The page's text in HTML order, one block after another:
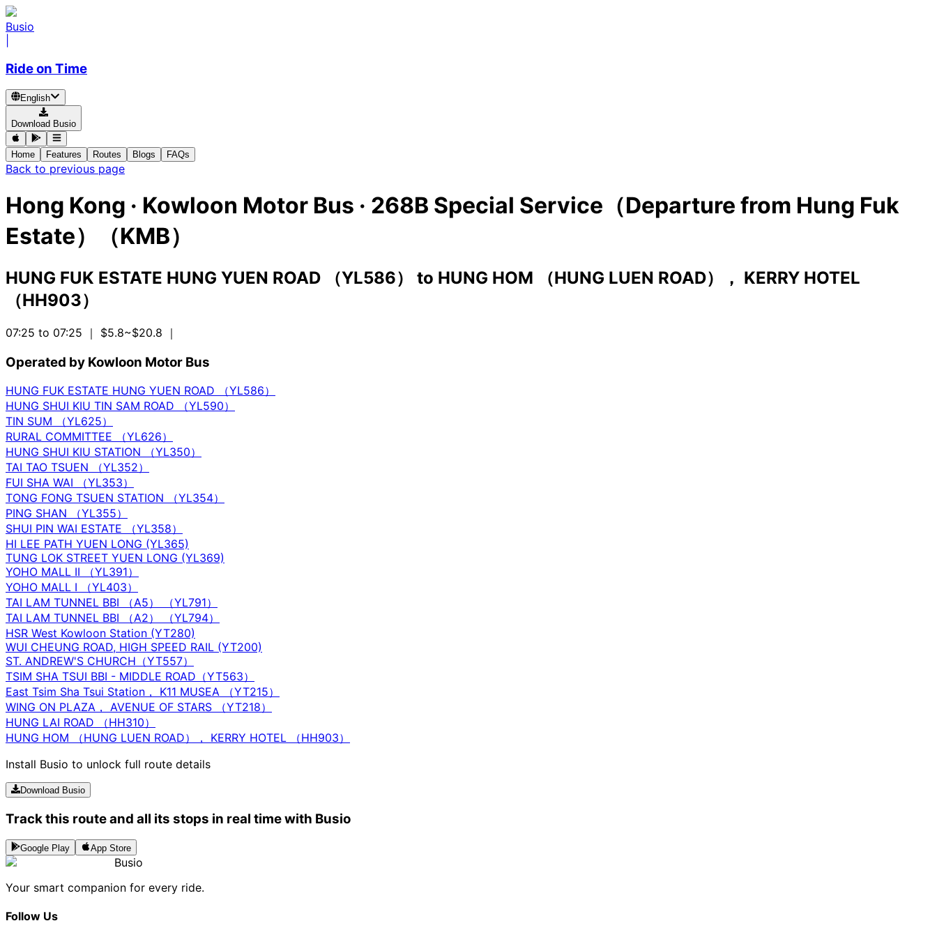
Busio
Ride on Time
English
Download Busio
Home Features Routes Blogs FAQs
Back to previous page
Hong Kong · Kowloon Motor Bus · 268B Special Service（Departure from Hung Fuk
Estate）（KMB）
HUNG FUK ESTATE HUNG YUEN ROAD （YL586） to HUNG HOM （HUNG LUEN ROAD）， KERRY HOTEL
（HH903）
07:25 to 07:25 ｜ $5.8~$20.8 ｜
Operated by Kowloon Motor Bus
HUNG FUK ESTATE HUNG YUEN ROAD （YL586）
HUNG SHUI KIU TIN SAM ROAD （YL590）
TIN SUM （YL625）
RURAL COMMITTEE （YL626）
HUNG SHUI KIU STATION （YL350）
TAI TAO TSUEN （YL352）
FUI SHA WAI （YL353）
TONG FONG TSUEN STATION （YL354）
PING SHAN （YL355）
SHUI PIN WAI ESTATE （YL358）
HI LEE PATH YUEN LONG (YL365)
TUNG LOK STREET YUEN LONG (YL369)
YOHO MALL II （YL391）
YOHO MALL I （YL403）
TAI LAM TUNNEL BBI （A5） （YL791）
TAI LAM TUNNEL BBI （A2） （YL794）
HSR West Kowloon Station (YT280)
WUI CHEUNG ROAD, HIGH SPEED RAIL (YT200)
ST. ANDREW'S CHURCH（YT557）
TSIM SHA TSUI BBI - MIDDLE ROAD（YT563）
East Tsim Sha Tsui Station， K11 MUSEA （YT215）
WING ON PLAZA， AVENUE OF STARS （YT218）
HUNG LAI ROAD （HH310）
HUNG HOM （HUNG LUEN ROAD）， KERRY HOTEL （HH903）
Install Busio to unlock full route details
Download Busio
Track this route and all its stops in real time with Busio
Google Play App Store
Busio
Your smart companion for every ride.
Follow Us